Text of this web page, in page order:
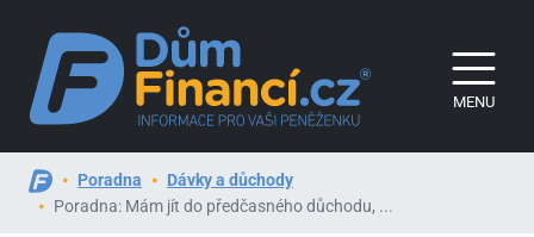
MENU
Poradna
Dávky a důchody
Poradna: Mám jít do předčasného důchodu, ...